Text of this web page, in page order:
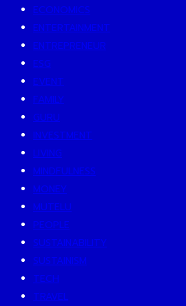
ECONOMICS
ENTERTAINMENT
ENTREPRENEUR
ESG
EVENT
FAMILY
GURU
INVESTMENT
LIVING
MINDFULNESS
MONEY
MUTELU
PEOPLE
SUSTAINABILITY
SUSTAINISM
TECH
TRAVEL